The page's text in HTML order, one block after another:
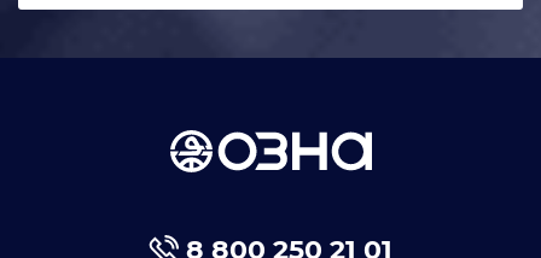
8 800 250 21 01